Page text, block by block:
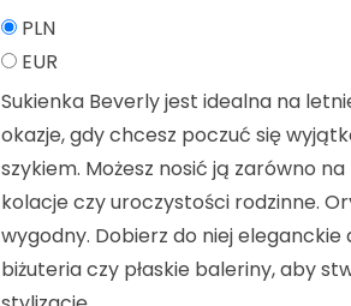
PLN
EUR
Sukienka Beverly jest idealna na
okazje, gdy chcesz poczuć się
szykiem. Możesz nosić ją zarówno
kolacje czy uroczystości rodzinne.
wygodny. Dobierz do niej
biżuteria czy płaskie baleriny, aby